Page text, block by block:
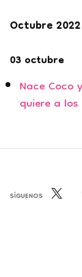
Octubre 2022
03 octubre
Nace
quiere a
SÍGUENOS